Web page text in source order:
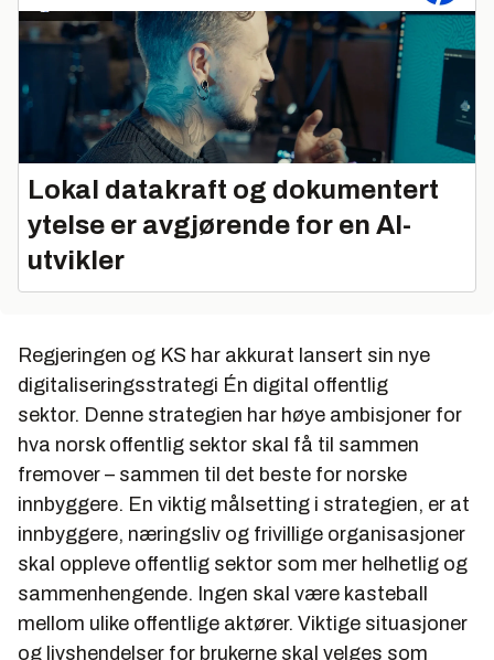
Lokal datakraft og dokumentert
ytelse er avgjørende for en AI-
utvikler
Regjeringen og KS har akkurat lansert sin nye
digitaliseringsstrategi Én digital offentlig
sektor. Denne strategien har høye ambisjoner for
hva norsk offentlig sektor skal få til sammen
fremover – sammen til det beste for norske
innbyggere. En viktig målsetting i strategien, er at
innbyggere, næringsliv og frivillige organisasjoner
skal oppleve offentlig sektor som mer helhetlig og
sammenhengende. Ingen skal være kasteball
mellom ulike offentlige aktører. Viktige situasjoner
og livshendelser for brukerne skal velges som